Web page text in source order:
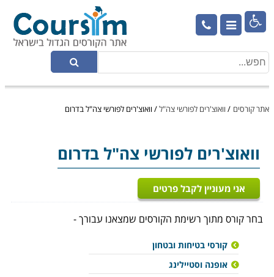

אתר קורסים / וואוצ'רים לפורשי צה"ל/ וואוצ'רים לפורשי צה"ל בדרום
וואוצ'רים לפורשי צה"ל בדרום
אני מעוניין לקבל פרטים
בחר קורס מתוך רשימת הקורסים שמצאנו עבורך -
קורסי בטיחות ובטחון
אופנה וסטיילינג